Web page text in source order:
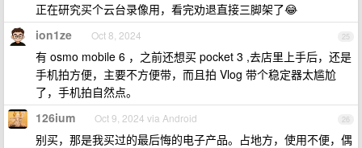
正在研究买个云台录像用，看完劝退直接三脚架了😂
25
ion1ze Oct 8, 2024
有 osmo mobile 6 ，之前还想买 pocket 3 ,去店里上手后，还是
手机拍方便，主要不方便带，而且拍 Vlog 带个稳定器太尴尬
了，手机拍自然点。
26
126ium Oct 9, 2024 via Android
别买，那是我买过的最后悔的电子产品。占地方，使用不便，偶